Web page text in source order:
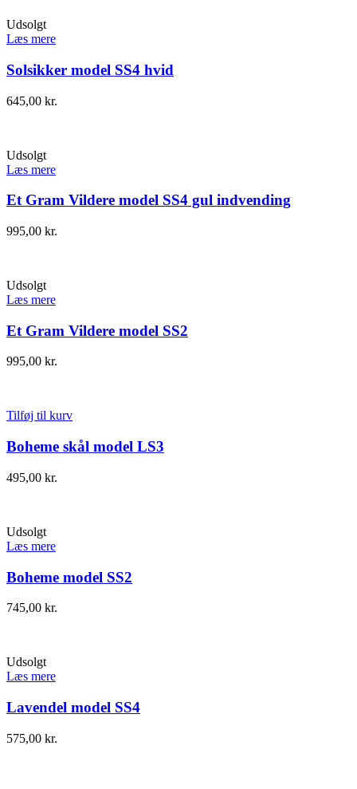
Udsolgt
Læs mere
Solsikker model SS4 hvid
645,00 kr.
Udsolgt
Læs mere
Et Gram Vildere model SS4 gul indvending
995,00 kr.
Udsolgt
Læs mere
Et Gram Vildere model SS2
995,00 kr.
Tilføj til kurv
Boheme skål model LS3
495,00 kr.
Udsolgt
Læs mere
Boheme model SS2
745,00 kr.
Udsolgt
Læs mere
Lavendel model SS4
575,00 kr.